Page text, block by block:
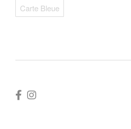
Carte Bleue